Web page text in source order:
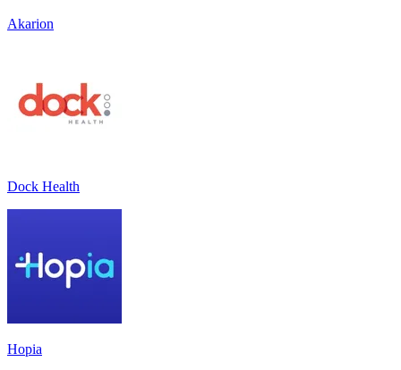
Akarion
Dock Health
Hopia